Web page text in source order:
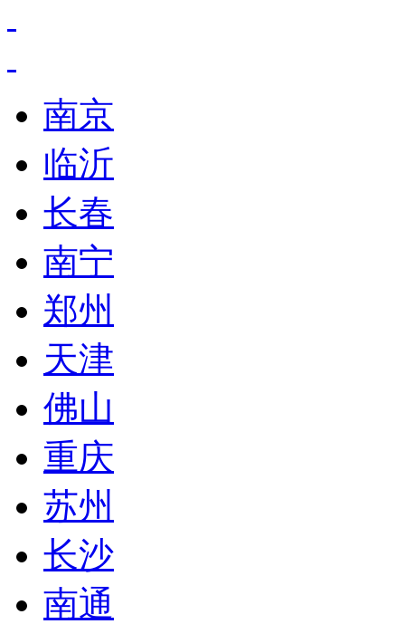
南京
临沂
长春
南宁
郑州
天津
佛山
重庆
苏州
长沙
南通